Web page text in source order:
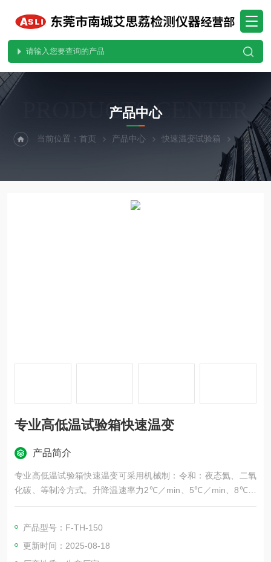
PRODUCTS CENTER
产品中心
当前位置：首页 产品中心 快速温变试验箱 快温变
专业高低温试验箱快速温变
产品简介
专业高低温试验箱快速温变可采用机械制：令和：夜态氦、二氧
化碳、等制冷方式。升降温速率力2℃／min、5℃／min、8℃／
min、10℃／min、15℃／min、20℃／min等。(可根据要求设
晶LCD(320~240dost)中英文显示控制系统。
产品型号：F-TH-150
更新时间：2025-08-18